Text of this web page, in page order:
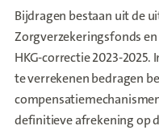
Bijdragen bestaan uit de
Zorgverzekeringsfonds
HKG-correctie 2023-2025.
te verrekenen bedragen
definitieve afrekening op